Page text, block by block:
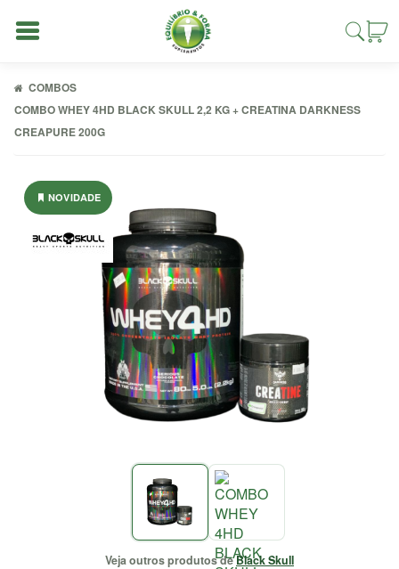
Cadastrar
COMBOS
COMBO WHEY 4HD BLACK SKULL 2,2 KG + CREATINA DARKNESS
CREAPURE 200G
NOVIDADE
Veja outros produtos deBlack Skull